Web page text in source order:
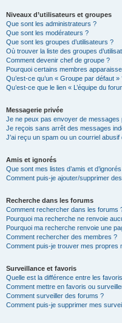
Niveaux d’utilisateurs et groupes
Que sont les administrateurs ?
Que sont les modérateurs ?
Que sont les groupes d’utilisateurs ?
Où trouver la liste des groupes
Comment devenir chef de groupe ?
Pourquoi certains membres
Qu’est-ce qu’un « Groupe par défaut »
Qu’est-ce que le lien « L’équipe du
Messagerie privée
Je ne peux pas envoyer de messages
Je reçois sans arrêt des messages
J’ai reçu un spam ou un courriel abusif
Amis et ignorés
Que sont mes listes d’amis et
Comment puis-je ajouter/supprimer
Recherche dans les forums
Comment rechercher dans les forums
Pourquoi ma recherche ne renvoie
Pourquoi ma recherche renvoie une
Comment rechercher des membres ?
Comment puis-je trouver mes propres
Surveillance et favoris
Quelle est la différence entre les
Comment mettre en favoris ou
Comment surveiller des forums ?
Comment puis-je supprimer mes